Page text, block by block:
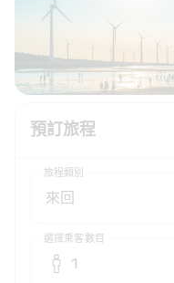
預訂旅程
旅程類別
選擇乘客數目
1